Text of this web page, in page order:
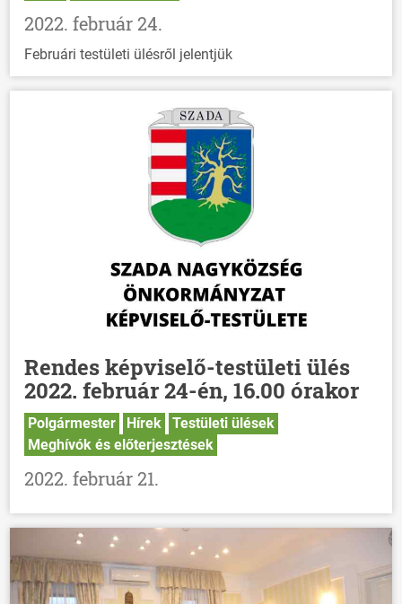
2022. február 24.
Februári testületi ülésről jelentjük
Rendes képviselő-testületi ülés
2022. február 24-én, 16.00 órakor
Polgármester Hírek
Testületi ülések
Meghívók és előterjesztések
2022. február 21.